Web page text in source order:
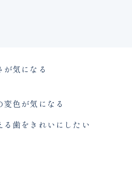
気になる
色が気になる
歯をきれいにしたい